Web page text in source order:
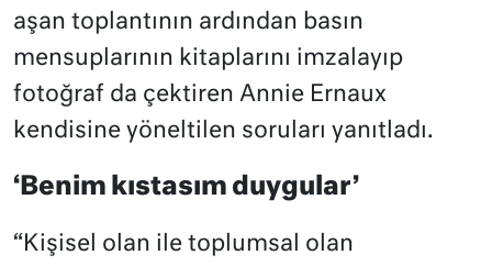
aşan toplantının ardından basın
mensuplarının kitaplarını imzalayıp
fotoğraf da çektiren Annie Ernaux
kendisine yöneltilen soruları yanıtladı.
‘Benim kıstasım duygular’
“Kişisel olan ile toplumsal olan